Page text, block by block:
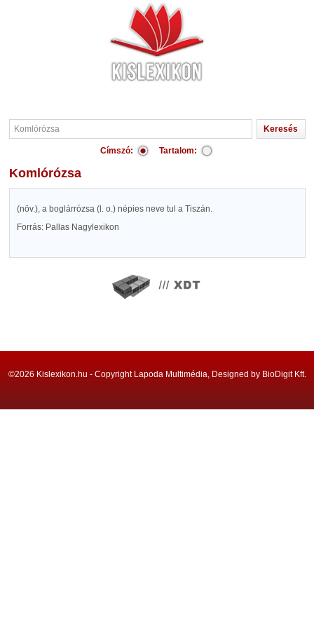
Címszó: Tartalom:
Komlórózsa
(növ.), a boglárrózsa (l. o.) népies neve tul a Tiszán.
Forrás: Pallas Nagylexikon
©2026 Kislexikon.hu - Copyright Lapoda Multimédia, Designed by BioDigit Kft.